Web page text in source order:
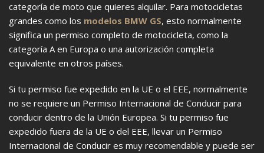
categoría de moto que quieres alquilar. Para motocicletas
grandes como los modelos BMW GS, esto normalmente
significa un permiso completo de motocicleta, como la
categoría A en Europa o una autorización completa
equivalente en otros países.
Si tu permiso fue expedido en la UE o el EEE, normalmente
no se requiere un Permiso Internacional de Conducir para
conducir dentro de la Unión Europea. Si tu permiso fue
expedido fuera de la UE o del EEE, llevar un Permiso
Internacional de Conducir es muy recomendable y puede ser